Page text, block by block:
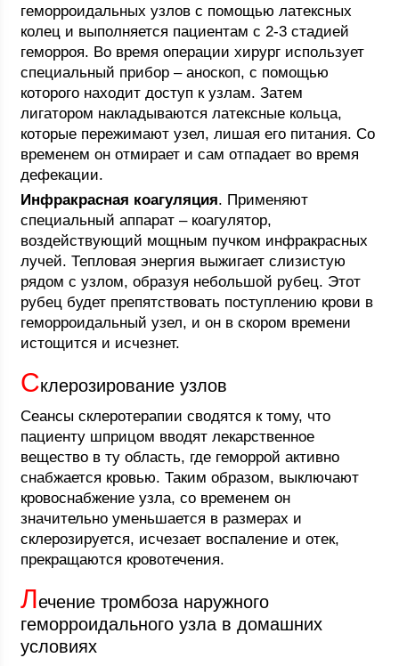
геморроидальных узлов с помощью латексных
колец и выполняется пациентам с 2-3 стадией
геморроя. Во время операции хирург использует
специальный прибор – аноскоп, с помощью
которого находит доступ к узлам. Затем
лигатором накладываются латексные кольца,
которые пережимают узел, лишая его питания. Со
временем он отмирает и сам отпадает во время
дефекации.
Инфракрасная коагуляция. Применяют
специальный аппарат – коагулятор,
воздействующий мощным пучком инфракрасных
лучей. Тепловая энергия выжигает слизистую
рядом с узлом, образуя небольшой рубец. Этот
рубец будет препятствовать поступлению крови в
геморроидальный узел, и он в скором времени
истощится и исчезнет.
Склерозирование узлов
Сеансы склеротерапии сводятся к тому, что
пациенту шприцом вводят лекарственное
вещество в ту область, где геморрой активно
снабжается кровью. Таким образом, выключают
кровоснабжение узла, со временем он
значительно уменьшается в размерах и
склерозируется, исчезает воспаление и отек,
прекращаются кровотечения.
Лечение тромбоза наружного
геморроидального узла в домашних
условиях